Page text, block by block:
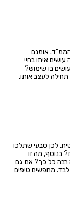
אומנם
איתו בחיי
בו שימוש?
לעצב אותו.
לכן טבעי שתלכו
בנוסף, מה זו
רבה כל כך? אם גם
מחפשים טיפים